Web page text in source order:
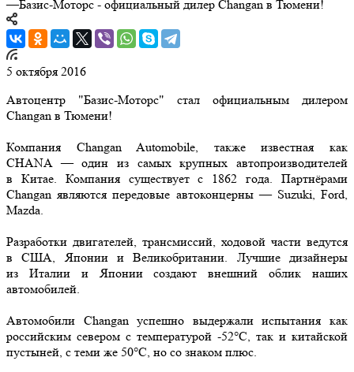
—Базис-Моторс - официальный дилер Changan в Тюмени!
5 октября 2016
Автоцентр "Базис-Моторс" стал официальным дилером
Changan в Тюмени!
Компания Changan Automobile, также известная как
CHANA — один из самых крупных автопроизводителей
в Китае. Компания существует с 1862 года. Партнёрами
Changan являются передовые автоконцерны — Suzuki, Ford,
Mazda.
Разработки двигателей, трансмиссий, ходовой части ведутся
в США, Японии и Великобритании. Лучшие дизайнеры
из Италии и Японии создают внешний облик наших
автомобилей.
Автомобили Changan успешно выдержали испытания как
российским севером с температурой -52°С, так и китайской
пустыней, с теми же 50°С, но со знаком плюс.